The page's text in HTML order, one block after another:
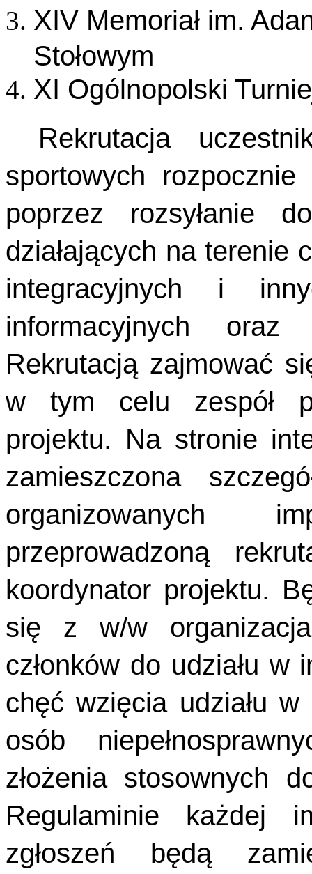
XIV Memoriał im.
Stołowym
XI Ogólnopolski
Rekrutacja
sportowych
poprzez rozsyłanie
działających na terenie
integracyjnych i
informacyjnych oraz
Rekrutacją zajmować
w tym celu zespół
projektu. Na stronie
zamieszczona
organizowanych
przeprowadzoną
koordynator projektu.
się z w/w
członków do udziału w
chęć wzięcia udziału
osób
złożenia stosownych
Regulaminie każdej
zgłoszeń będą